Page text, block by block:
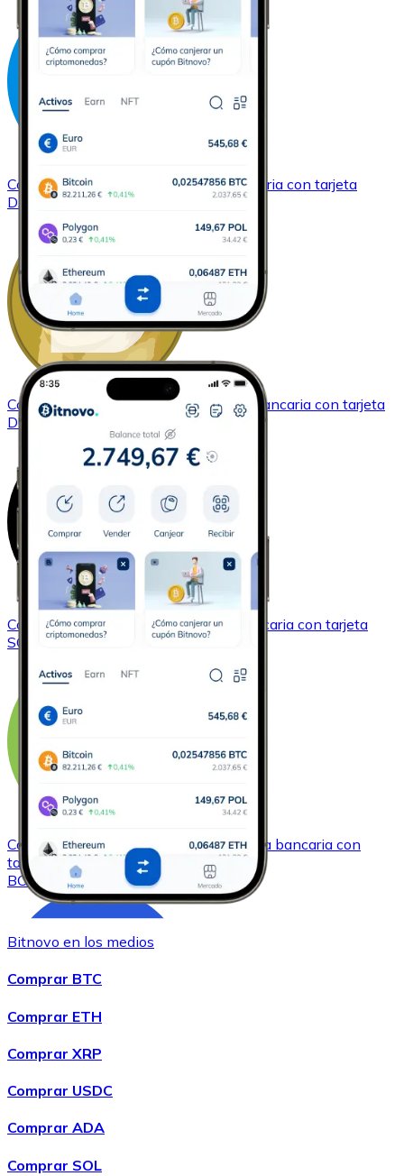
ComprarDash con transferencia bancaria con tarjeta
DASH
ComprarDogecoincon transferencia bancaria con tarjeta
DOGE
ComprarSolana con transferencia bancaria con tarjeta
SOL
ComprarBitcoin Cashcon transferencia bancaria con
tarjeta
BCH
Comprar Chainlink
LINK
Bitnovo en los medios
Comprar BTC
Comprar ETH
Comprar XRP
Comprar USDC
Comprar ADA
Comprar SOL